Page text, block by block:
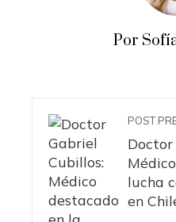
Por
POST
lucha
en